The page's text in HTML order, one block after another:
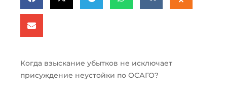
Когда взыскание убытков не исключает
присуждение неустойки по ОСАГО?